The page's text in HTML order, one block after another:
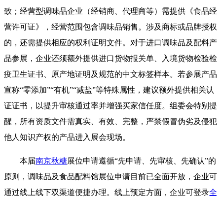
致；经营型调味品企业（经销商、代理商等）需提供《食品经
营许可证》，经营范围包含调味品销售。涉及商标或品牌授权
的，还需提供相应的权利证明文件。对于进口调味品及配料产
品参展，企业还须额外提供进口货物报关单、入境货物检验检
疫卫生证书、原产地证明及规范的中文标签样本。若参展产品
宣称“零添加”“有机”“减盐”等特殊属性，建议额外提供相关认
证证书，以提升审核通过率并增强买家信任度。组委会特别提
醒，所有资质文件需真实、有效、完整，严禁假冒伪劣及侵犯
他人知识产权的产品进入展会现场。
本届南京秋糖展位申请遵循“先申请、先审核、先确认”的
原则，调味品及食品配料馆展位申请目前已全面开放，企业可
通过线上线下双渠道便捷办理。线上预定方面，企业可登录全